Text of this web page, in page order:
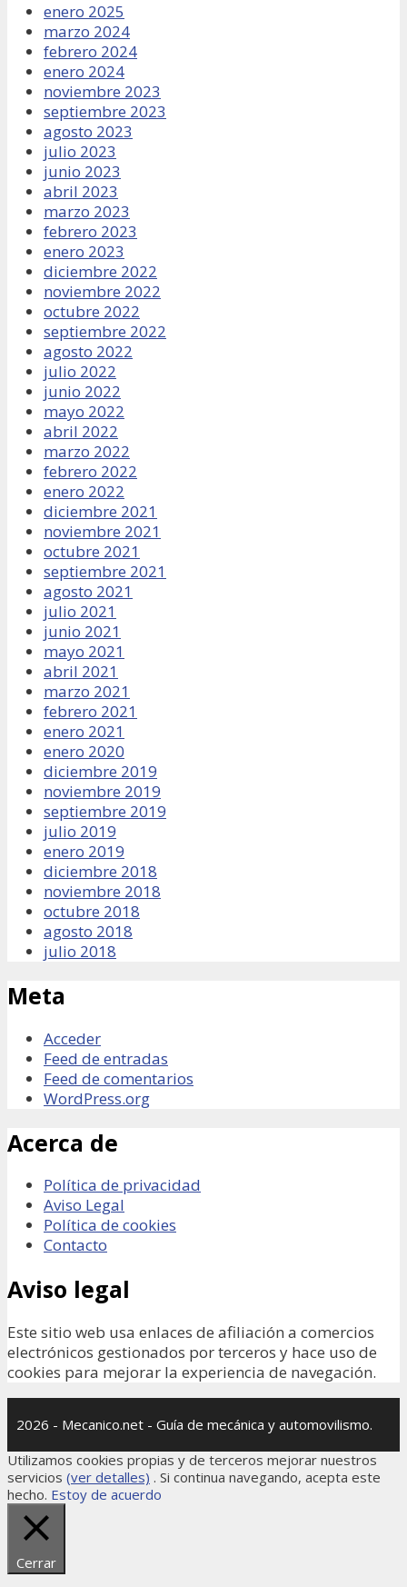
enero 2025
marzo 2024
febrero 2024
enero 2024
noviembre 2023
septiembre 2023
agosto 2023
julio 2023
junio 2023
abril 2023
marzo 2023
febrero 2023
enero 2023
diciembre 2022
noviembre 2022
octubre 2022
septiembre 2022
agosto 2022
julio 2022
junio 2022
mayo 2022
abril 2022
marzo 2022
febrero 2022
enero 2022
diciembre 2021
noviembre 2021
octubre 2021
septiembre 2021
agosto 2021
julio 2021
junio 2021
mayo 2021
abril 2021
marzo 2021
febrero 2021
enero 2021
enero 2020
diciembre 2019
noviembre 2019
septiembre 2019
julio 2019
enero 2019
diciembre 2018
noviembre 2018
octubre 2018
agosto 2018
julio 2018
Meta
Acceder
Feed de entradas
Feed de comentarios
WordPress.org
Acerca de
Política de privacidad
Aviso Legal
Política de cookies
Contacto
Aviso legal
Este sitio web usa enlaces de afiliación a comercios
electrónicos gestionados por terceros y hace uso de
cookies para mejorar la experiencia de navegación.
2026 - Mecanico.net - Guía de mecánica y automovilismo.
Utilizamos cookies propias y de terceros mejorar nuestros
servicios (ver detalles) . Si continua navegando, acepta este
hecho. Estoy de acuerdo
Cerrar